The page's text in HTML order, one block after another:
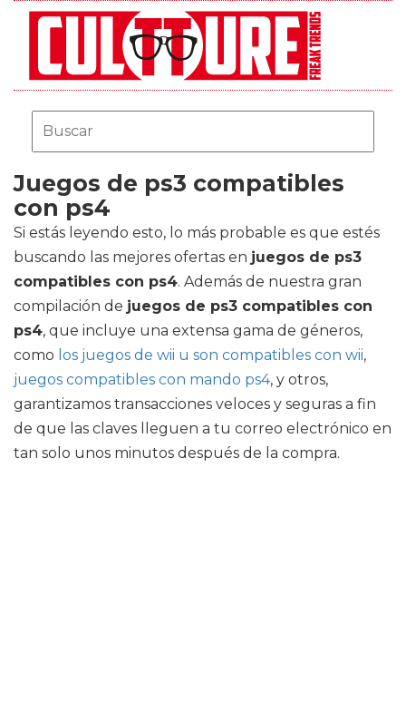
Juegos de ps3 compatibles
con ps4
Si estás leyendo esto, lo más probable es que estés
buscando las mejores ofertas en juegos de ps3
compatibles con ps4. Además de nuestra gran
compilación de juegos de ps3 compatibles con
ps4, que incluye una extensa gama de géneros,
como los juegos de wii u son compatibles con wii,
juegos compatibles con mando ps4, y otros,
garantizamos transacciones veloces y seguras a fin
de que las claves lleguen a tu correo electrónico en
tan solo unos minutos después de la compra.